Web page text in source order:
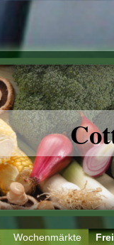
Wochenmärkte